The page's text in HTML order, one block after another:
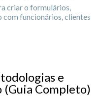
criar o formulários,
com funcionários, clientes
e
(Guia Completo)